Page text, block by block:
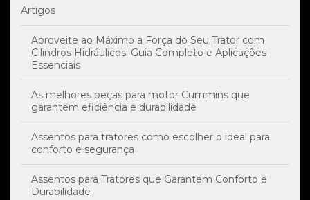
Artigos
Aproveite ao Máximo a Força do Seu Trator com
Cilindros Hidráulicos: Guia Completo e Aplicações
Essenciais
As melhores peças para motor Cummins que
garantem eficiência e durabilidade
Assentos para tratores como escolher o ideal para
conforto e segurança
Assentos para Tratores que Garantem Conforto e
Durabilidade